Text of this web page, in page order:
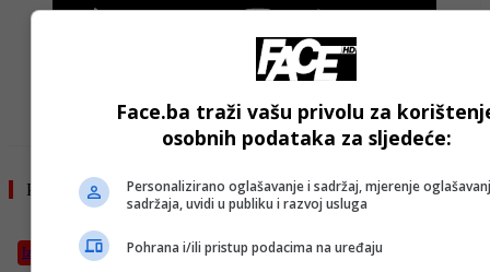
Pročitajte još
Izdvojeno
Face.ba traži vašu privolu za
osobnih podataka za sljedeće:
Personalizirano oglašavanje i sadržaj, mjerenje
sadržaja, uvidi u publiku i razvoj usluga
Pohrana i/ili pristup podacima na uređaju